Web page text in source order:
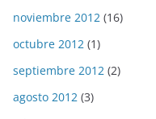
noviembre 2012 (16)
octubre 2012 (1)
septiembre 2012 (2)
agosto 2012 (3)